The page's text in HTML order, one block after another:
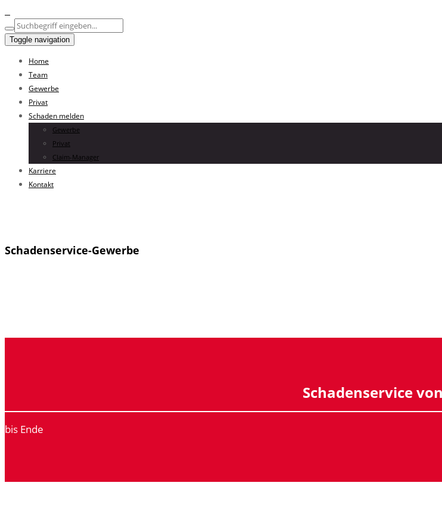
Toggle navigation
Home
Team
Gewerbe
Privat
Schaden melden
Gewerbe
Privat
Claim-Manager
Karriere
Kontakt
Schadenservice-Gewerbe
Schadenservice
bis Ende